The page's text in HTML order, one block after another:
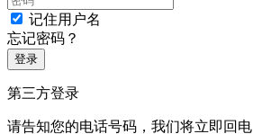
记住用户名
忘记密码？
登录
第三方登录
请告知您的电话号码，我们将立即回电